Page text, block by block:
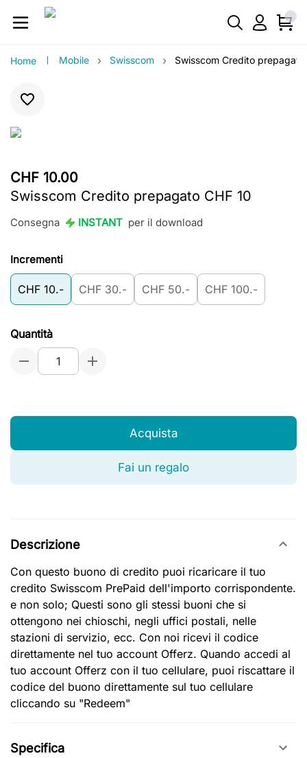
Home Mobile › Swisscom › Swisscom Credito prepagato
CHF 10.00
Swisscom Credito prepagato CHF 10
Consegna INSTANT per il download
Incrementi
CHF 10.- CHF 30.- CHF 50.- CHF 100.-
Quantità
Acquista
Fai un regalo
Descrizione
Con questo buono di credito puoi ricaricare il tuo
credito Swisscom PrePaid dell'importo corrispondente.
e non solo; Questi sono gli stessi buoni che si
ottengono nei chioschi, negli uffici postali, nelle
stazioni di servizio, ecc. Con noi ricevi il codice
direttamente nel tuo account Offerz. Quando accedi al
tuo account Offerz con il tuo cellulare, puoi riscattare il
codice del buono direttamente sul tuo cellulare
cliccando su "Redeem"
Specifica